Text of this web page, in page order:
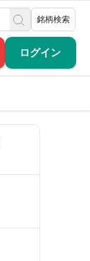
ログイン
銘柄検索